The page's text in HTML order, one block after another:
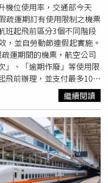
機位使用率，交通部今天
疏運期訂有使用限制之機票
班起飛前區分3個不同階段
，並自勞動節連假起實施。
運期間的機票，航空公司
」、「逾期作廢」等使用限
飛前辦理，並支付最多10％
廢」使用限制之機票，民航
送定型化契約應記載及不得
制度，退票費用將依航班起
及當日航班起飛前等3階
過票面價百分之10、20及
需求集中，部分旅客為確保
班機票，致部分機位遭提前
求旅客購票權益。此次修
繼續閱讀